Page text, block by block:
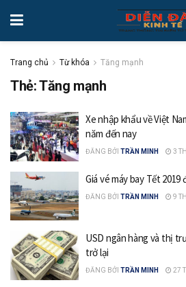
Trang chủ Từ khóa Tăng mạnh
Thẻ: Tăng mạnh
Xe nhập khẩu về Việt
năm đến nay
ĐĂNG BỞI TRẦN MINH 3
Giá vé máy bay Tết
ĐĂNG BỞI TRẦN MINH 9
USD ngân hàng và thị
trở lại
ĐĂNG BỞI TRẦN MINH 27